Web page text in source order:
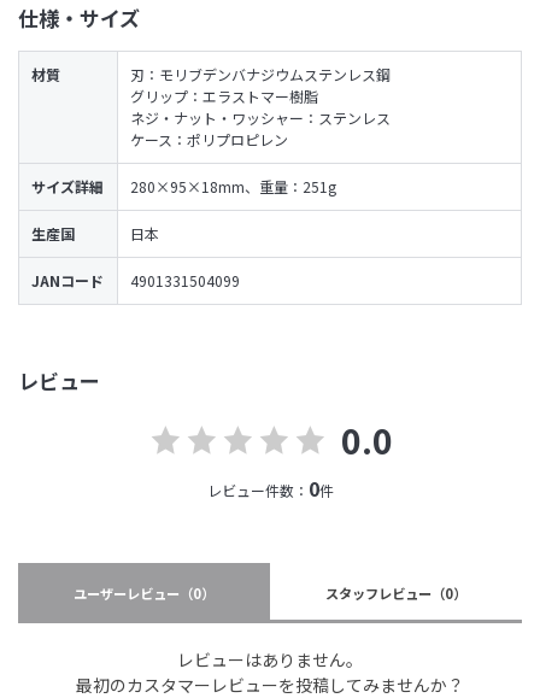
レビュー
0.0
レビュー件数： 0件
ユーザーレビュー （0） スタッフレビュー （0）
レビューはありません。
最初のカスタマーレビューを投稿してみませんか？
仕様・サイズ
材質
刃：モリブデンバナジウムステンレス鋼
グリップ：エラストマー樹脂
ネジ・ナット・ワッシャー：ステンレス
ケース：ポリプロピレン
サイズ詳細 280×95×18mm、重量：251g
生産国 日本
JANコード 4901331504099